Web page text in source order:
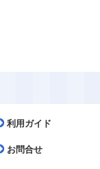
利用ガイド
お問合せ